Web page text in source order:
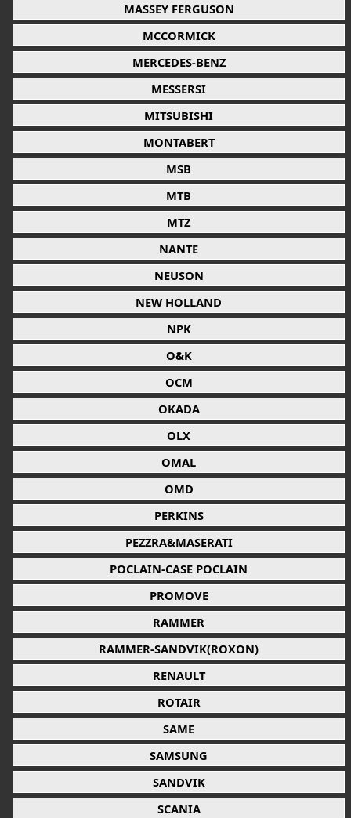
MASSEY FERGUSON
MCCORMICK
MERCEDES-BENZ
MESSERSI
MITSUBISHI
MONTABERT
MSB
MTB
MTZ
NANTE
NEUSON
NEW HOLLAND
NPK
O&K
OCM
OKADA
OLX
OMAL
OMD
PERKINS
PEZZRA&MASERATI
POCLAIN-CASE POCLAIN
PROMOVE
RAMMER
RAMMER-SANDVIK(ROXON)
RENAULT
ROTAIR
SAME
SAMSUNG
SANDVIK
SCANIA